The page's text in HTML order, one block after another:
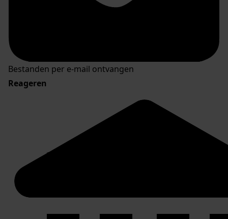
Bestanden per e-mail ontvangen
Reageren